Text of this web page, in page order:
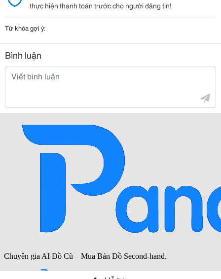
thực hiện thanh toán trước cho người đăng tin!
Từ khóa gợi ý:
Bình luận